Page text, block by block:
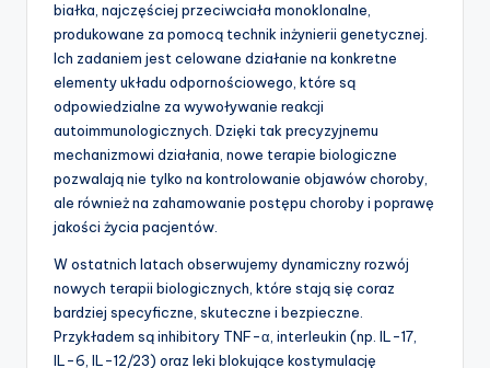
białka, najczęściej przeciwciała monoklonalne,
produkowane za pomocą technik inżynierii genetycznej.
Ich zadaniem jest celowane działanie na konkretne
elementy układu odpornościowego, które są
odpowiedzialne za wywoływanie reakcji
autoimmunologicznych. Dzięki tak precyzyjnemu
mechanizmowi działania, nowe terapie biologiczne
pozwalają nie tylko na kontrolowanie objawów choroby,
ale również na zahamowanie postępu choroby i poprawę
jakości życia pacjentów.
W ostatnich latach obserwujemy dynamiczny rozwój
nowych terapii biologicznych, które stają się coraz
bardziej specyficzne, skuteczne i bezpieczne.
Przykładem są inhibitory TNF-α, interleukin (np. IL-17,
IL-6, IL-12/23) oraz leki blokujące kostymulację